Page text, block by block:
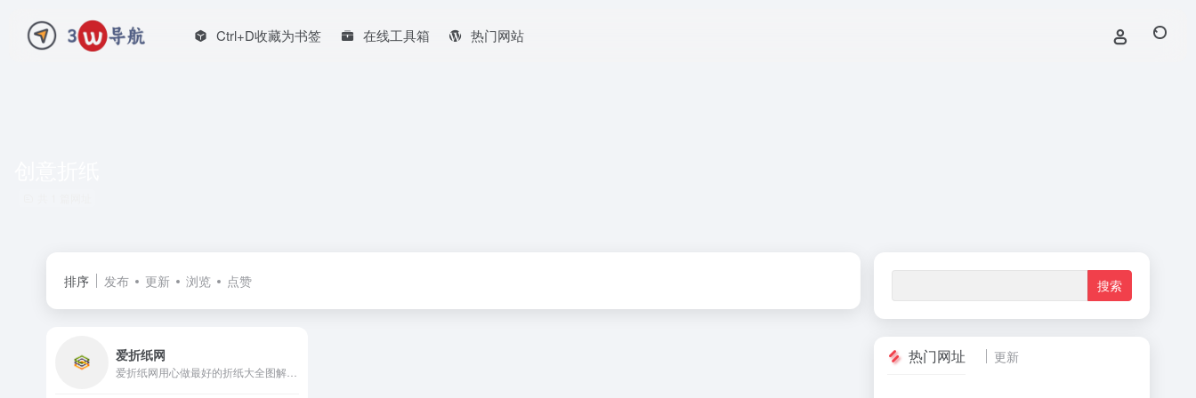
Ctrl+D收藏为书签 在线工具箱 热门网站
排序 发布 更新 浏览 点赞
爱折纸网 热门网址 更新